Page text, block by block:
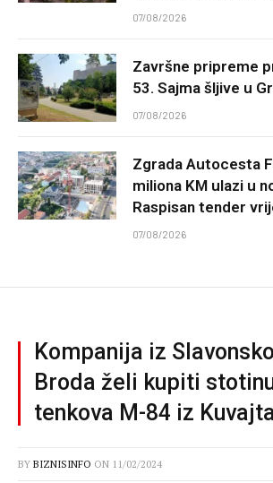
07/08/2026
Završne pripreme
53. Sajma šljive u
07/08/2026
Zgrada Autocesta
miliona KM ulazi u
Raspisan tender
07/08/2026
Kompanija iz
Broda želi kupiti
tenkova M-84 iz
BY BIZNISINFO ON 11/02/2024